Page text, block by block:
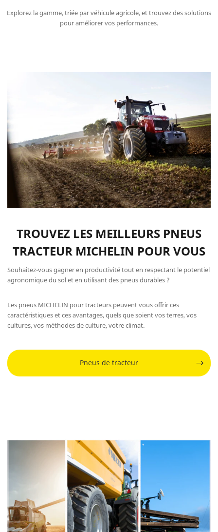
Explorez la gamme, triée par véhicule agricole, et trouvez des solutions
pour améliorer vos performances.
TROUVEZ LES MEILLEURS PNEUS
TRACTEUR MICHELIN POUR VOUS
Souhaitez-vous gagner en productivité tout en respectant le potentiel
agronomique du sol et en utilisant des pneus durables ?
Les pneus MICHELIN pour tracteurs peuvent vous offrir ces
caractéristiques et ces avantages, quels que soient vos terres, vos
cultures, vos méthodes de culture, votre climat.
Pneus de tracteur